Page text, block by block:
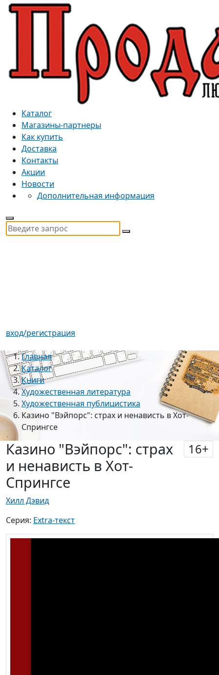
Каталог
Магазины-партнеры
Как купить
Доставка
Контакты
Акции
Новости
Дополнительная информация
вход/регистрация
Главная
Каталог
Книги
Художественная литература
Художественная публицистика
Казино "Вэйпорс": страх и ненависть в Хот-
Спрингсе
Казино "Вэйпорс": страх
и ненависть в Хот-
Спрингсе
16+
Хилл Дэвид
Серия: Extra-текст